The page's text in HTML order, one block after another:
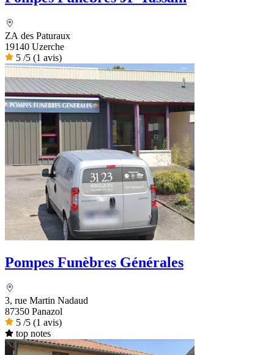
ZA des Paturaux
19140 Uzerche
5 /5 (1 avis)
Pompes Funèbres Générales
3, rue Martin Nadaud
87350 Panazol
5 /5 (1 avis)
top notes